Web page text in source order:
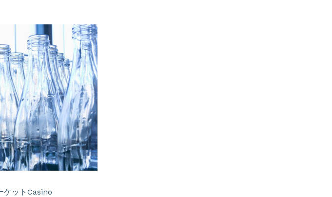
ケットCasino